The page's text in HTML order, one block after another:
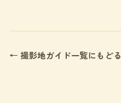
← 撮影地ガイド一覧にもどる